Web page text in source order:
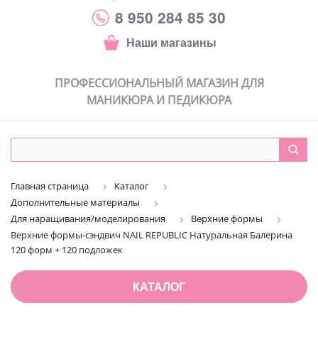
8 950 284 85 30
Наши магазины
ПРОФЕССИОНАЛЬНЫЙ МАГАЗИН ДЛЯ
МАНИКЮРА И ПЕДИКЮРА
Главная страница
Каталог
Дополнительные материалы
Для наращивания/моделирования
Верхние формы
Верхние формы-сэндвич NAIL REPUBLIC Натуральная Балерина
120 форм + 120 подложек
КАТАЛОГ